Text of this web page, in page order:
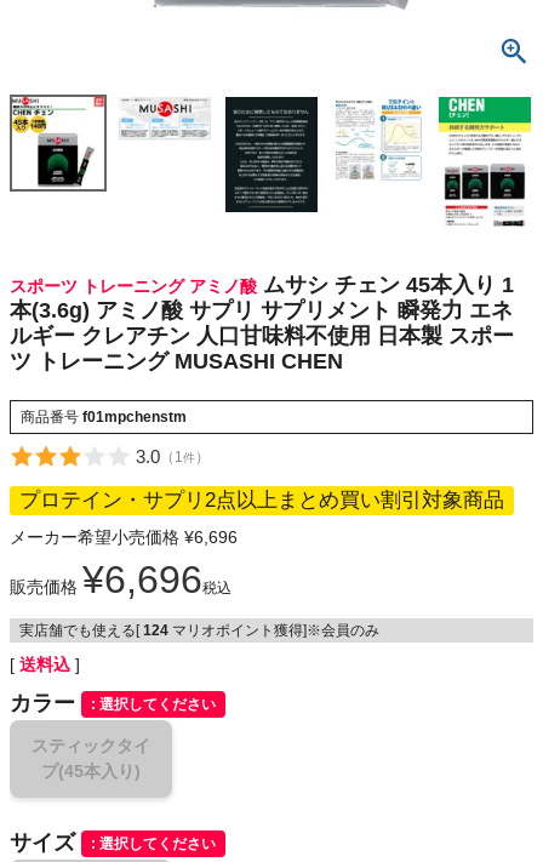
ミノ酸 サプリ
サプリメント
瞬発力 エネ
ルギー クレ
アチン 人口
ーニング MU
SASHI CHEN
(税込)
NIKE
HOKA
もっと見る
メンズカジュアルウェア
レディースカジュアルウェア
メンズスポーツウェア
レディーススポーツウェア
スポーツ トレーニング アミノ酸 ムサシ チェン 45本入り 1
本(3.6g) アミノ酸 サプリ サプリメント 瞬発力 エネ
ルギー クレアチン 人口甘味料不使用 日本製 スポー
ツ トレーニング MUSASHI CHEN
商品番号 f01mpchenstm
3.0 （ 1 件）
プロテイン・サプリ2点以上まとめ買い割引対象商品
メーカー希望小売価格 ¥6,696
販売価格 ¥6,696税込
実店舗でも使える[ 124 マリオポイント獲得]※会員のみ
送料込
カラー 選択してください
スティックタイ
プ(45本入り)
サイズ 選択してください